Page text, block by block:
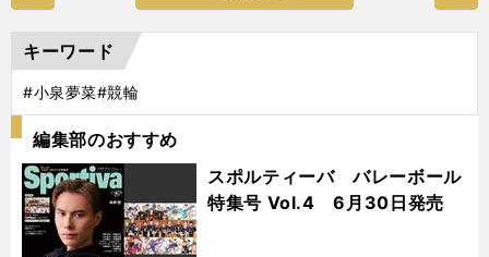
キーワード
#小泉夢菜#競輪
編集部のおすすめ
スポルティーバ バレーボール
特集号 Vol.4 6月30日発売